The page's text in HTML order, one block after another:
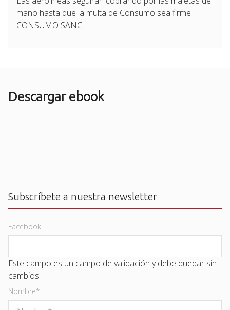
mano hasta que la multa de Consumo sea firme
CONSUMO SANC…
Descargar ebook
Subscríbete a nuestra newsletter
Facebook
Este campo es un campo de validación y debe quedar sin
cambios.
Nombre*